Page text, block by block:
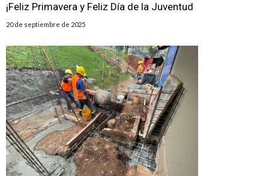
¡Feliz Primavera y Feliz Día de la Juventud
20 de septiembre de 2025